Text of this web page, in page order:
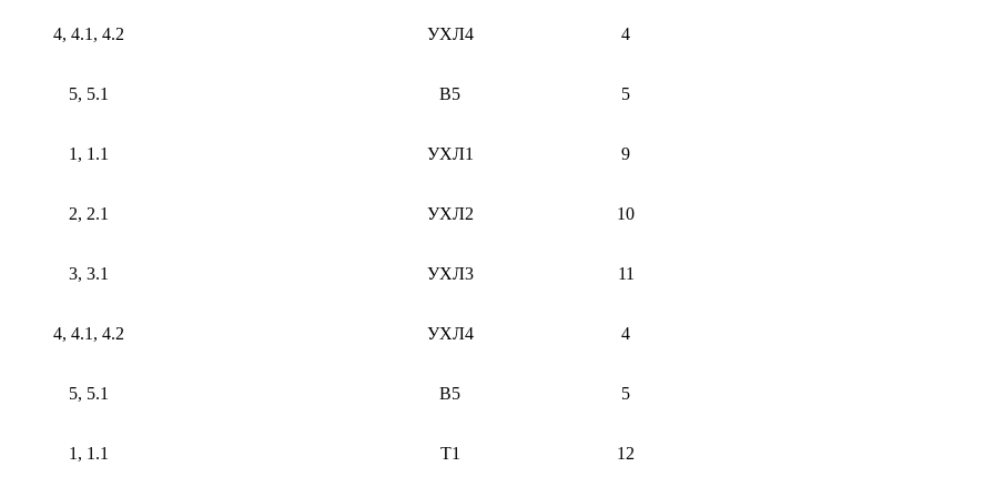
4, 4.1, 4.2 УХЛ4 4
5, 5.1 В5 5
1, 1.1 УХЛ1 9
2, 2.1 УХЛ2 10
3, 3.1 УХЛ3 11
4, 4.1, 4.2 УХЛ4 4
5, 5.1 В5 5
1, 1.1 Т1 12